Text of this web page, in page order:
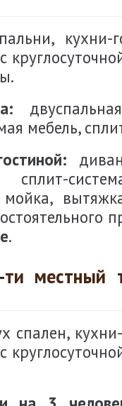
кухни-
мебель,
.
местный
спален,